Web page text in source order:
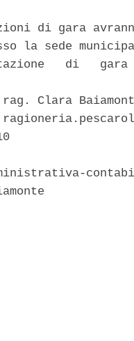
di gara
la sede
di   gara
Clara